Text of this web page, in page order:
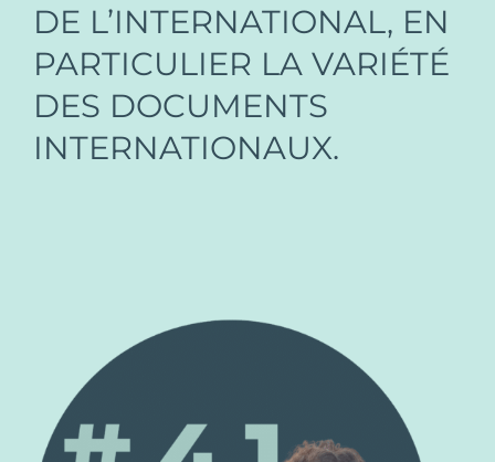
DE L’INTERNATIONAL, EN
PARTICULIER LA VARIÉTÉ
DES DOCUMENTS
INTERNATIONAUX.